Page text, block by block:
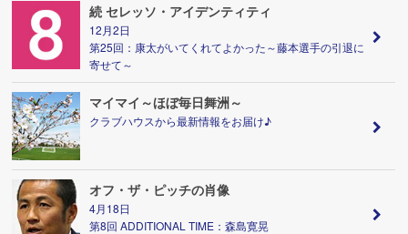
続 セレッソ・アイデンティティ
12月2日
第25回：康太がいてくれてよかった～藤本選手の引退に
寄せて～
マイマイ～ほぼ毎日舞洲～
クラブハウスから最新情報をお届け♪
オフ・ザ・ピッチの肖像
4月18日
第8回 ADDITIONAL TIME：森島寛晃